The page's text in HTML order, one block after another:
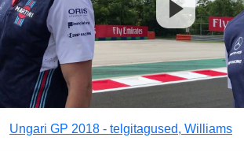
Ungari GP 2018 - telgitagused, Williams